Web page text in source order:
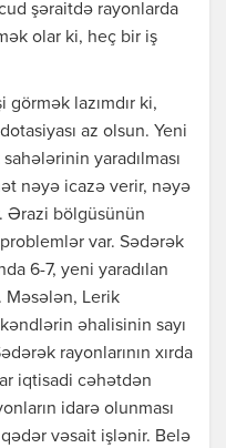
şəraitdə rayonlarda
olar ki, heç bir iş
görmək lazımdır ki,
az olsun. Yeni
yaradılması
nəyə icazə verir, nəyə
Ərazi bölgüsünün
var. Sədərək
6-7, yeni yaradılan
Məsələn, Lerik
əhalisinin sayı
rayonlarının xırda
iqtisadi cəhətdən
idarə olunması
vəsait işlənir. Belə